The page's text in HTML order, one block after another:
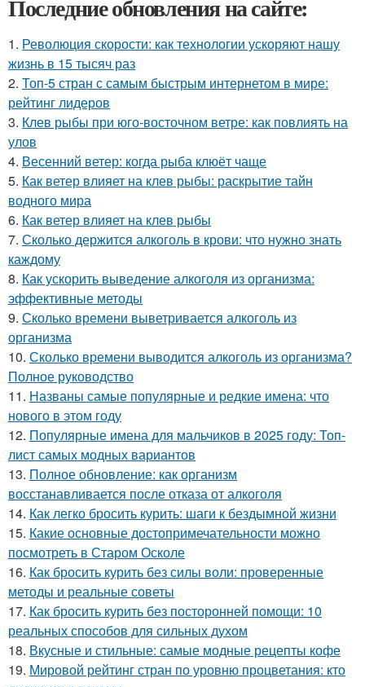
Последние обновления на сайте:
1. Революция скорости: как технологии ускоряют нашу
жизнь в 15 тысяч раз
2. Топ-5 стран с самым быстрым интернетом в мире:
рейтинг лидеров
3. Клев рыбы при юго-восточном ветре: как повлиять на
улов
4. Весенний ветер: когда рыба клюёт чаще
5. Как ветер влияет на клев рыбы: раскрытие тайн
водного мира
6. Как ветер влияет на клев рыбы
7. Сколько держится алкоголь в крови: что нужно знать
каждому
8. Как ускорить выведение алкоголя из организма:
эффективные методы
9. Сколько времени выветривается алкоголь из
организма
10. Сколько времени выводится алкоголь из организма?
Полное руководство
11. Названы самые популярные и редкие имена: что
нового в этом году
12. Популярные имена для мальчиков в 2025 году: Топ-
лист самых модных вариантов
13. Полное обновление: как организм
восстанавливается после отказа от алкоголя
14. Как легко бросить курить: шаги к бездымной жизни
15. Какие основные достопримечательности можно
посмотреть в Старом Осколе
16. Как бросить курить без силы воли: проверенные
методы и реальные советы
17. Как бросить курить без посторонней помощи: 10
реальных способов для сильных духом
18. Вкусные и стильные: самые модные рецепты кофе
19. Мировой рейтинг стран по уровню процветания: кто